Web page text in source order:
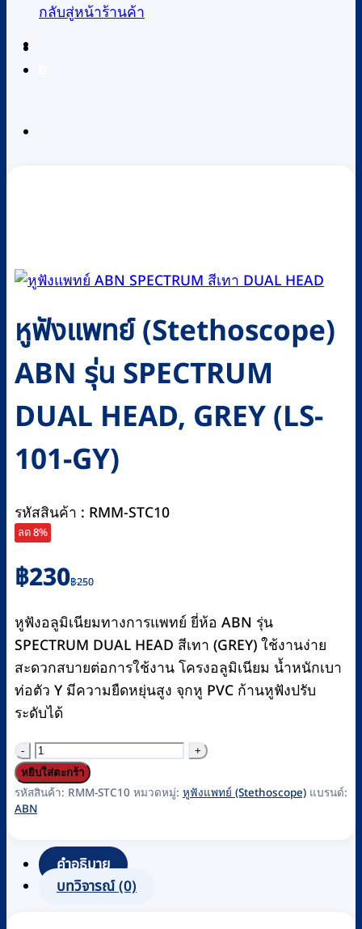
กลับสู่หน้าร้านค้า
หูฟังแพทย์ (Stethoscope)
ABN รุ่น SPECTRUM
DUAL HEAD, GREY (LS-
101-GY)
รหัสสินค้า : RMM-STC10
ลด 8%
฿250
Original
price
was:
฿250.
฿230
Current
price
is:
฿230.
หูฟังอลูมิเนียมทางการแพทย์ ยี่ห้อ ABN รุ่น
SPECTRUM DUAL HEAD สีเทา (GREY) ใช้งานง่าย
สะดวกสบายต่อการใช้งาน โครงอลูมิเนียม น้ำหนักเบา
ท่อตัว Y มีความยืดหยุ่นสูง จุกหู PVC ก้านหูฟังปรับ
ระดับได้
จำนวน
หู
ฟัง
แพทย์
ABN
หยิบใส่ตะกร้า
รหัสสินค้า: RMM-STC10 หมวดหมู่: หูฟังแพทย์ (Stethoscope) แบรนด์:
ABN
คำอธิบาย
บทวิจารณ์ (0)